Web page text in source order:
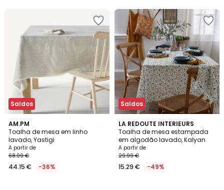
Saldos
AM.PM
Toalha de mesa em linho
lavado, Yastigi
A partir de
68.99 €
44.15 € -36%
4,2
/ 5
3
Cores
Saldos
LA REDOUTE INTERIEURS
Toalha de mesa estampada
em algodão lavado, Kalyan
A partir de
29.99 €
15.29 € -49%
4,3
/ 5